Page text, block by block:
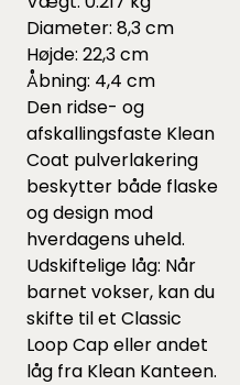
Diameter: 8,3 cm
Højde: 22,3 cm
Åbning: 4,4 cm
Den ridse- og
afskallingsfaste Klean
Coat pulverlakering
beskytter både flaske
og design mod
hverdagens uheld.
Udskiftelige låg: Når
barnet vokser, kan du
skifte til et Classic
Loop Cap eller andet
låg fra Klean Kanteen.